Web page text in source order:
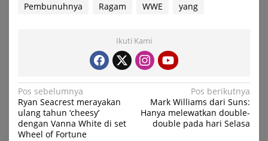
Pembunuhnya
Ragam WWE yang
Ikuti Kami
Navigasi
pos
Pos sebelumnya
Ryan Seacrest merayakan
ulang tahun ‘cheesy’
dengan Vanna White di set
Wheel of Fortune
Pos berikutnya
Mark Williams dari Suns:
Hanya melewatkan double-
double pada hari Selasa